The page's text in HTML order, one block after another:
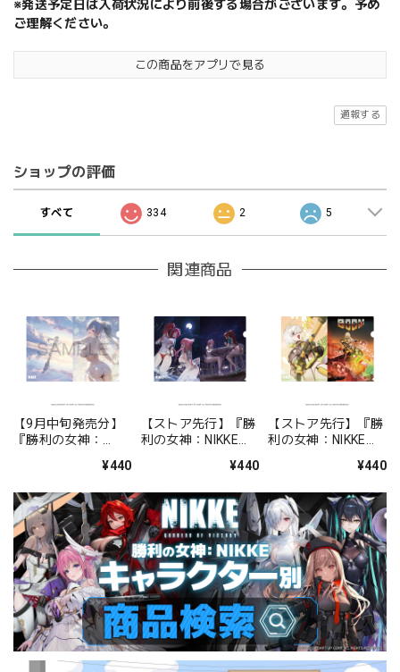
※発送予定日は入荷状況により前後する場合がございます。予め
ご理解ください。
この商品をアプリで見る
通報する
ショップの評価
すべて 334 2 5
関連商品
【9月中旬発売分】
『勝利の女神：
イル シンデレラ：ク
¥440
【ストア先行】『勝
利の女神：NIKKE』
＆ラピ
¥440
【ストア先行】『勝
利の女神：NIKKE』
¥440